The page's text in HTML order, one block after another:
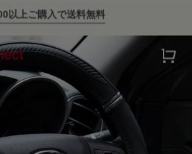
ッシュに車に乗ろう。